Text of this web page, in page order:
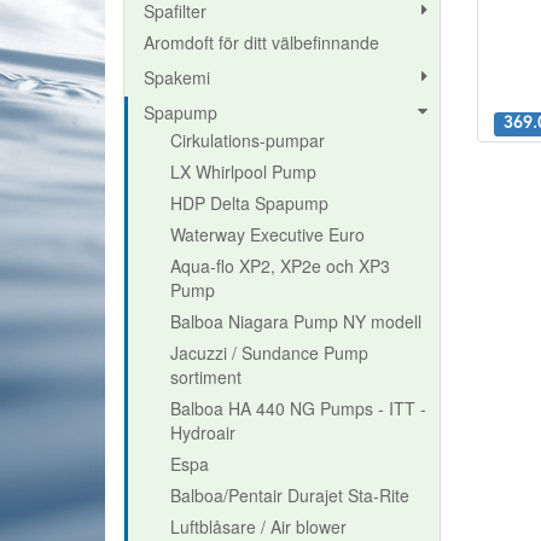
Spafilter
Aromdoft för ditt välbefinnande
Spakemi
Spapump
Cirkulations-pumpar
LX Whirlpool Pump
HDP Delta Spapump
Waterway Executive Euro
Aqua-flo XP2, XP2e och XP3
Pump
Balboa Niagara Pump NY modell
Jacuzzi / Sundance Pump
sortiment
Balboa HA 440 NG Pumps - ITT -
Hydroair
Espa
Balboa/Pentair Durajet Sta-Rite
Luftblåsare / Air blower